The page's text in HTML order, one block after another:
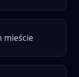
mieście